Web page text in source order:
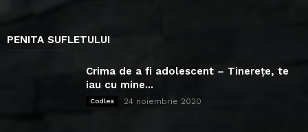
PENITA SUFLETULUI
Crima de a fi adolescent – Tinerețe, te
iau cu mine...
Codlea 24 noiembrie 2020